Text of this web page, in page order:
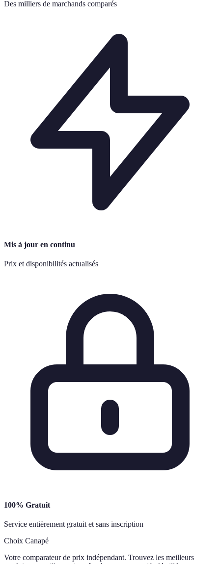
Des milliers de marchands comparés
Mis à jour en continu
Prix et disponibilités actualisés
100% Gratuit
Service entièrement gratuit et sans inscription
Choix Canapé
Votre comparateur de prix indépendant. Trouvez les meilleurs